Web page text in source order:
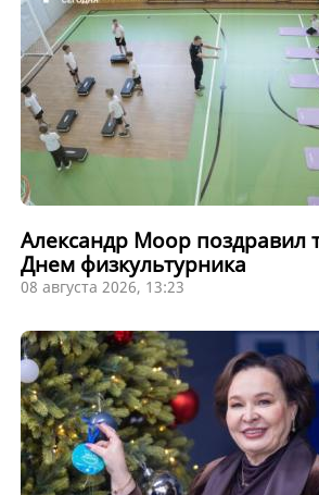
Александр Моор поздравил
Днем физкультурника
08 августа 2026, 13:23